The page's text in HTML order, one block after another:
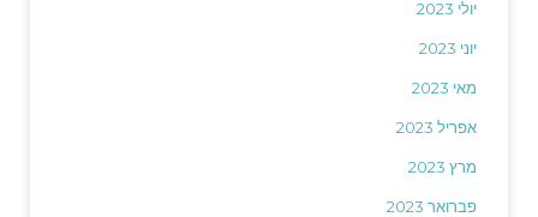
יולי 2023
יוני 2023
מאי 2023
אפריל 2023
מרץ 2023
פברואר 2023